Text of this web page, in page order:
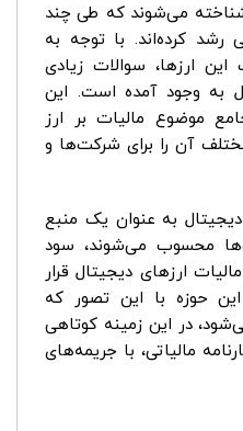
می‌شوند که طی چند
کرده‌اند. با توجه به
ارزها، سوالات زیادی
به وجود آمده است. این
موضوع مالیات بر ارز
آن را برای شرکت‌ها و
به عنوان یک منبع
محسوب می‌شوند، سود
ارزهای دیجیتال قرار
حوزه با این تصور که
در این زمینه کوتاهی
مالیاتی، با جریمه‌های